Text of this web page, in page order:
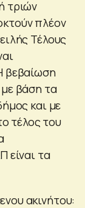
τριών
πλέον
Τέλους
βεβαίωση
βάση τα
και με
τέλος του
είναι τα
ακινήτου: